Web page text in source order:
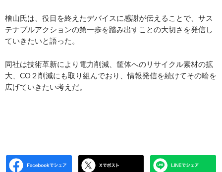
檜山氏は、役目を終えたデバイスに感謝が伝えることで、サス
テナブルアクションの第一歩を踏み出すことの大切さを発信し
ていきたいと語った。
同社は技術革新により電力削減、筐体へのリサイクル素材の拡
大、CO２削減にも取り組んでおり、情報発信を続けてその輪を
広げていきたい考えだ。